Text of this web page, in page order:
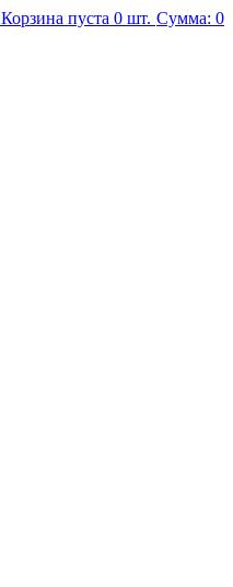
Корзина пуста 0 шт. Сумма: 0